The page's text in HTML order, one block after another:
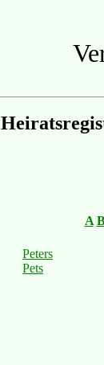
A
Peters
Pets